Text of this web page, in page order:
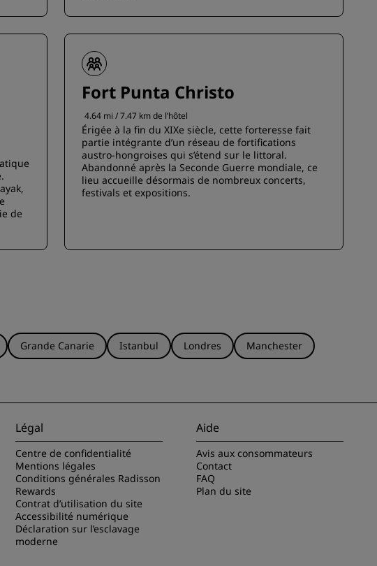
de
Fort Punta Christo
4.64 mi / 7.47 km de l’hôtel
Érigée à la fin du XIXe siècle, cette forteresse fait
partie intégrante d’un réseau de fortifications
austro-hongroises qui s’étend sur le littoral.
Abandonné après la Seconde Guerre mondiale, ce
lieu accueille désormais de nombreux concerts,
festivals et expositions.
Grande Canarie Istanbul Londres
Manchester
Légal
Centre de confidentialité
Mentions légales
Conditions générales Radisson
Rewards
Contrat d’utilisation du site
Accessibilité numérique
Déclaration sur l’esclavage
moderne
Aide
Avis aux consommateurs
Contact
FAQ
Plan du site